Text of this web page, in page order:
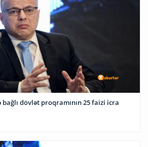
dövlət proqramının 25 faizi icra